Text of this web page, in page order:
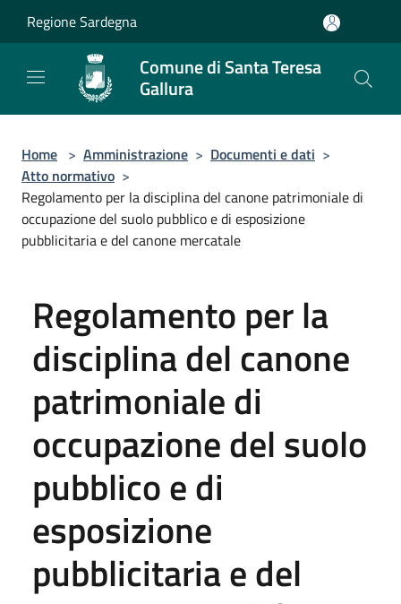
Regione Sardegna
Comune di Santa Teresa
Gallura
Home > Amministrazione > Documenti e dati >
Atto normativo >
Regolamento per la disciplina del canone patrimoniale di
occupazione del suolo pubblico e di esposizione
pubblicitaria e del canone mercatale
Regolamento per la
disciplina del canone
patrimoniale di
occupazione del suolo
pubblico e di
esposizione
pubblicitaria e del